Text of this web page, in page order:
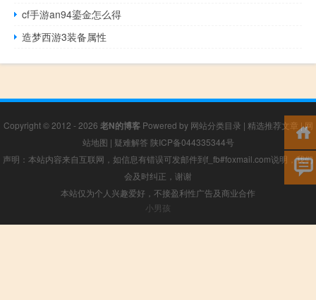
cf手游an94鎏金怎么得
造梦西游3装备属性
Copyright © 2012 - 2026 老N的博客Powered by 网站分类目录 | 精选推荐文章 |网
站地图 | 疑难解答 陕ICP备044335344号
声明：本站内容来自互联网，如信息有错误可发邮件到f_fb#foxmail.com说明，我们
会及时纠正，谢谢
本站仅为个人兴趣爱好，不接盈利性广告及商业合作
小男孩